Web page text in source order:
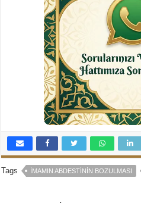
Tags İMAMIN ABDESTININ BOZULMASI